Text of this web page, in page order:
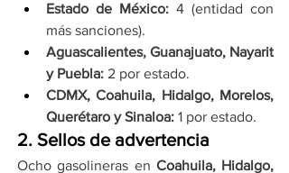
Estado de México: 4 (entidad con
más sanciones).
Aguascalientes, Guanajuato, Nayarit
y Puebla: 2 por estado.
CDMX, Coahuila, Hidalgo, Morelos,
Querétaro y Sinaloa: 1 por estado.
2. Sellos de advertencia
Ocho gasolineras en Coahuila, Hidalgo,